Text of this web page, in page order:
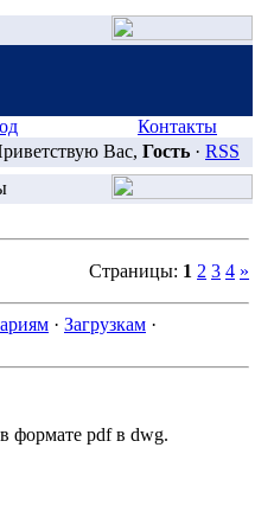
Контакты
Вас, Гость · RSS
Страницы: 1 2 3 4 »
· Загрузкам ·
формате pdf в dwg.